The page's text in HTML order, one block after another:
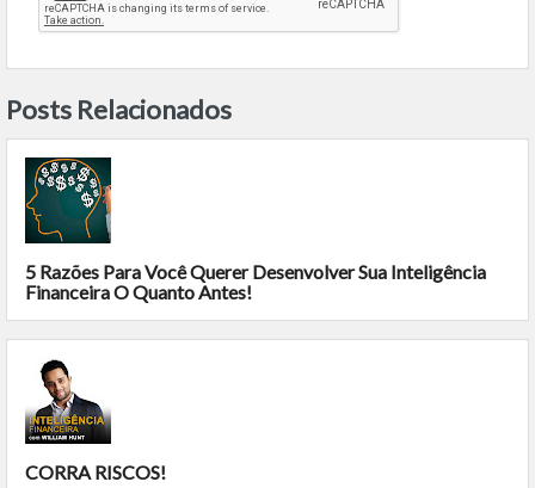
Posts Relacionados
5 Razões Para Você Querer Desenvolver Sua Inteligência
Financeira O Quanto Antes!
CORRA RISCOS!